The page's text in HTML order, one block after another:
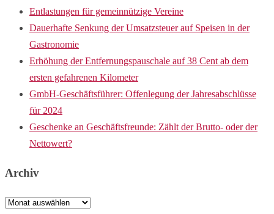
Entlastungen für gemeinnützige Vereine
Dauerhafte Senkung der Umsatzsteuer auf Speisen in der
Gastronomie
Erhöhung der Entfernungspauschale auf 38 Cent ab dem
ersten gefahrenen Kilometer
GmbH-Geschäftsführer: Offenlegung der Jahresabschlüsse
für 2024
Geschenke an Geschäftsfreunde: Zählt der Brutto- oder der
Nettowert?
Archiv
Archiv